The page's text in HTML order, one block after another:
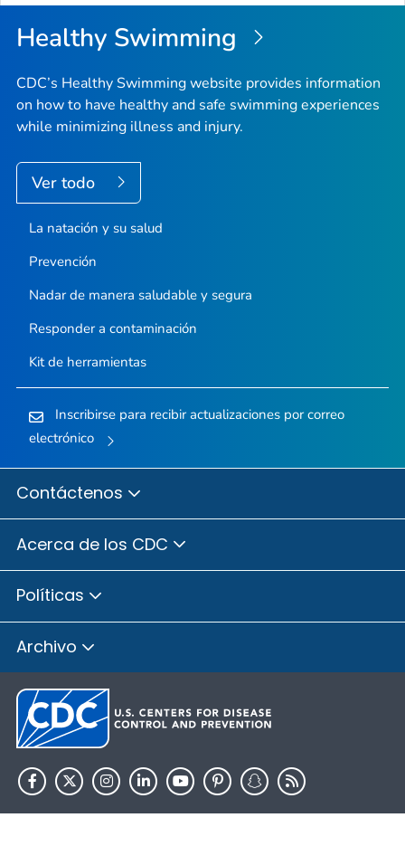
Healthy Swimming
CDC’s Healthy Swimming website provides information
on how to have healthy and safe swimming experiences
while minimizing illness and injury.
Ver todo
La natación y su salud
Prevención
Nadar de manera saludable y segura
Responder a contaminación
Kit de herramientas
Inscribirse para recibir actualizaciones por correo
electrónico
Contáctenos
Acerca de los CDC
Políticas
Archivo